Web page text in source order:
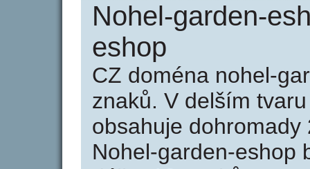
Nohel-garden-
eshop
CZ doména nohel-
znaků. V delším
obsahuje
Nohel-garden-eshop